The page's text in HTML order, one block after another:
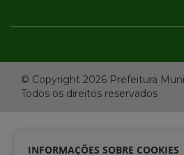
© Copyright 2026 Prefeitura
Todos os direitos reservados
INFORMAÇÕES SOBRE COOKIES